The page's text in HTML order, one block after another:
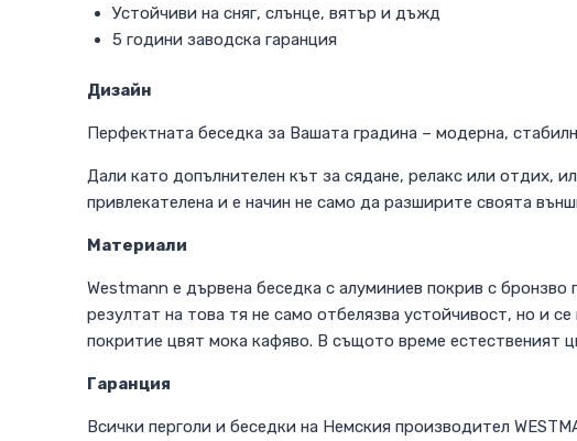
Устойчиви на сняг, слънце, вятър и дъжд
5 години заводска гаранция
Дизайн
Перфектната беседка за Вашата градина – модерна,
Дали като допълнителен кът за сядане, релакс или отдих,
привлекателена и е начин не само да разширите своята
Материали
Westmann е дървенa беседка с алуминиев покрив с
резултат на това тя не само отбелязва устойчивост, но и
покритие цвят мока кафяво. В същото време естественият
Гаранция
Всички перголи и беседки на Немския производител